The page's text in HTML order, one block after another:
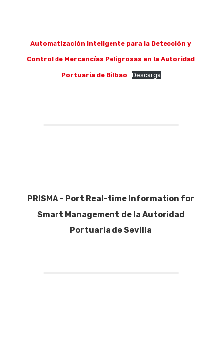
Automatización inteligente para la Detección y
Control de Mercancías Peligrosas en la Autoridad
Portuaria de Bilbao Descarga
PRISMA – Port Real-time Information for
Smart Management de la Autoridad
Portuaria de Sevilla